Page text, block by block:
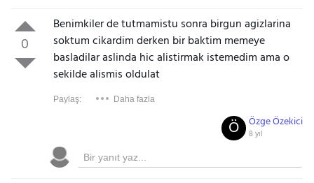
0
Benimkiler de tutmamistu sonra birgun agizlarina
soktum cikardim derken bir baktim memeye
basladilar aslinda hic alistirmak istemedim ama o
sekilde alismis oldulat
Paylaş: Daha fazla
Özge Özekici
8 yıl
Ö